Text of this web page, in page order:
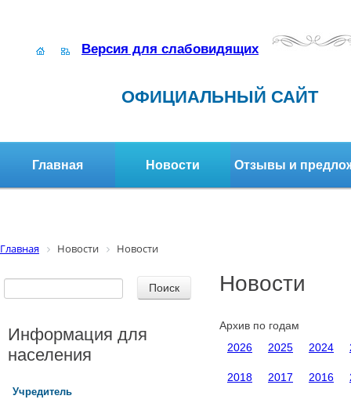
Версия для слабовидящих
ОФИЦИАЛЬНЫЙ САЙТ
Главная Новости Отзывы и
Главная Новости Новости
Новости
Архив по годам
2026
2025 2024
2018 2017 2016
Информация для
населения
Учредитель